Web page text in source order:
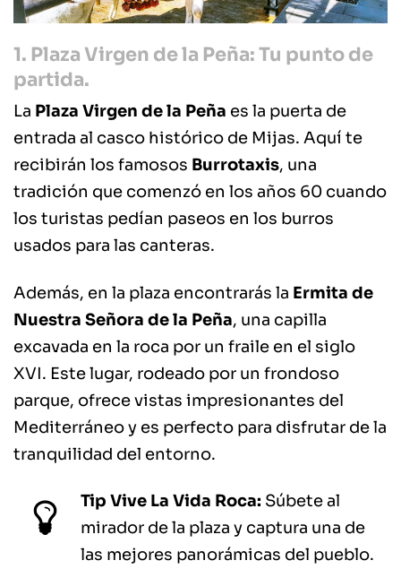
1. Plaza Virgen de la Peña: Tu punto de
partida.
La Plaza Virgen de la Peña es la puerta de
entrada al casco histórico de Mijas. Aquí te
recibirán los famosos Burrotaxis, una
tradición que comenzó en los años 60 cuando
los turistas pedían paseos en los burros
usados para las canteras.
Además, en la plaza encontrarás la Ermita de
Nuestra Señora de la Peña, una capilla
excavada en la roca por un fraile en el siglo
XVI. Este lugar, rodeado por un frondoso
parque, ofrece vistas impresionantes del
Mediterráneo y es perfecto para disfrutar de la
tranquilidad del entorno.
Tip Vive La Vida Roca: Súbete al
mirador de la plaza y captura una de
las mejores panorámicas del pueblo.